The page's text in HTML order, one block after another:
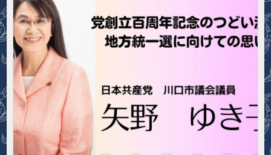
員
松
本
さ
方
選
に
向
け
て
の